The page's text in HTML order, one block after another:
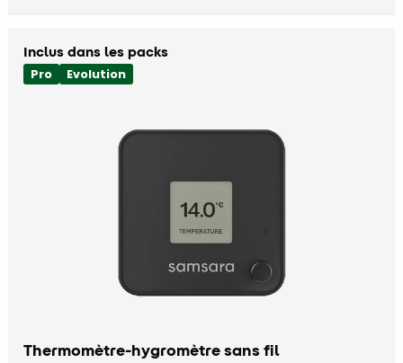
Inclus dans les packs
Pro Evolution
Thermomètre-hygromètre sans fil